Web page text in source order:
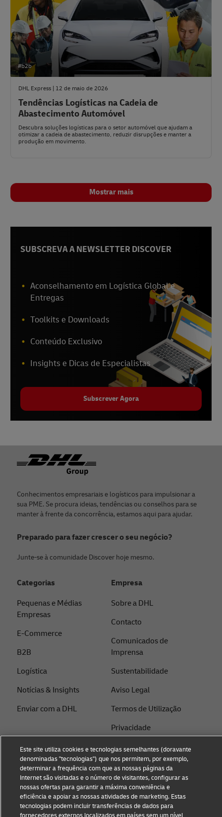
#b2b
DHL Express | 12 de maio de 2026
Tendências Logísticas na Cadeia de
Abastecimento Automóvel
Descubra soluções logísticas para o setor automóvel que ajudam a
otimizar a cadeia de abastecimento, reduzir disrupções e manter a
produção em movimento.
Mostrar mais
SUBSCREVA A NEWSLETTER DISCOVER
Aconselhamento em Logística Global e
Entregas
Toolkits e Downloads
Conteúdo Exclusivo
Insights e Dicas de Especialistas
Subscrever Agora
Rodapé
Conhecimentos empresariais e logísticos para impulsionar a
sua PME. Se procura ideias, tendências ou conselhos para se
manter à frente da concorrência, estamos aqui para ajudar.
Preparado para fazer crescer o seu negócio?
Junte-se à comunidade Discover hoje mesmo.
Categorias
Pequenas e Médias
Empresas
E-Commerce
B2B
Logística
Notícias & Insights
Enviar com a DHL
Empresa
Sobre a DHL
Contacto
Comunicados de
Imprensa
Sustentabilidade
Aviso Legal
Termos de Utilização
Privacidade
Configurações de cookies
Siga-nos
Este site utiliza cookies e tecnologias semelhantes (doravante
denominadas "tecnologias") que nos permitem, por exemplo,
determinar a frequência com que as nossas páginas da
Internet são visitadas e o número de visitantes, configurar as
nossas ofertas para garantir a máxima conveniência e
eficiência e apoiar as nossas atividades de marketing. Estas
tecnologias podem incluir transferências de dados para